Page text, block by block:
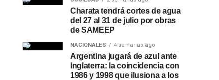
Charata tendrá cortes de agua
del 27 al 31 de julio por obras
de SAMEEP
NACIONALES 4 semanas ago
Argentina jugará de azul ante
Inglaterra: la coincidencia con
1986 y 1998 que ilusiona a los